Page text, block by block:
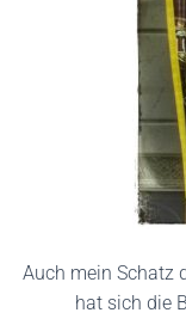
Auch mein Schatz
hat sich die